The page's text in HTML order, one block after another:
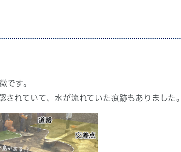
です。
れていて、水が流れていた痕跡もありました。